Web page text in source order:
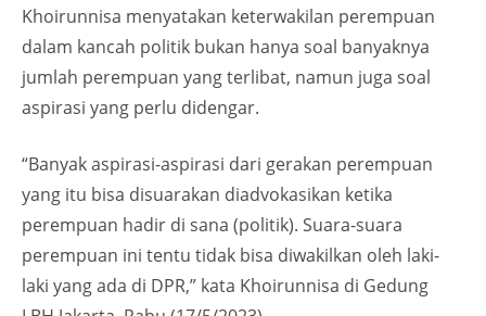
Khoirunnisa menyatakan keterwakilan perempuan
dalam kancah politik bukan hanya soal banyaknya
jumlah perempuan yang terlibat, namun juga soal
aspirasi yang perlu didengar.
“Banyak aspirasi-aspirasi dari gerakan perempuan
yang itu bisa disuarakan diadvokasikan ketika
perempuan hadir di sana (politik). Suara-suara
perempuan ini tentu tidak bisa diwakilkan oleh laki-
laki yang ada di DPR,” kata Khoirunnisa di Gedung